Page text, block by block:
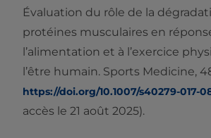
Évaluation du rôle de la
protéines musculaires en
l’alimentation et à l’exercice
l’être humain. Sports Medicine,
https://doi.org/10.1007/s40279-017-
accès le 21 août 2025).